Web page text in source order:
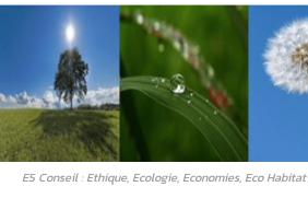
E5 Conseil : Ethique, Ecologie, Economies, Eco